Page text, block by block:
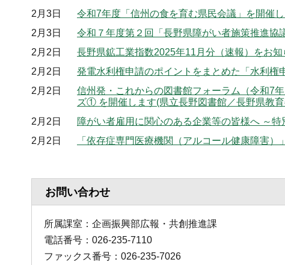
2月3日
令和7年度「信州の食を育む県民会議」を開催
2月3日
令和７年度第２回「長野県障がい者施策推進協
2月2日
長野県鉱工業指数2025年11月分（速報）をお
2月2日
発電⽔利権申請のポイントをまとめた「⽔利権
2月2日
信州発・これからの図書館フォーラム（令和7
ズ① を開催します(県立長野図書館／長野県教育
2月2日
障がい者雇用に関心のある企業等の皆様へ ～
2月2日
「依存症専門医療機関（アルコール健康障害
お問い合わせ
所属課室：企画振興部広報・共創推進課
電話番号：026-235-7110
ファックス番号：026-235-7026